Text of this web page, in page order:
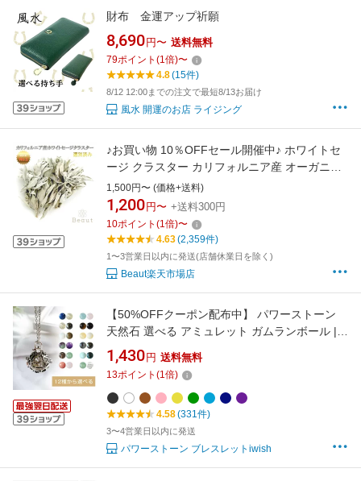
財布 金運アップ祈願
8,690 円〜 送料無料
79ポイント (1 倍)〜
4.8(15件)
8/12 12:00までの注文で最短8/13お届け
風水 開運のお店 ライジング
♪お買い物 10％OFFセール開催中♪ ホワイトセ
ージ クラスター カリフォルニア産 オーガニッ
ク 無農薬 浄化 天然 枝付きリーフ 選別済み 原
産地証明書有り レビュー2,300件突破 20g〜
1kg
1,500円〜 (価格+送料)
1,200 円〜 +送料300円
10ポイント (1 倍)〜
4.63(2,359件)
1〜3営業日以内に発送(店舗休業日を除く)
Beaut楽天市場店
【50%OFFクーポン配布中】 パワーストーン
天然石 選べる アミュレット ガムランボール |
キーホルダー レディース かわいい チェーン バ
スケット アクセサリー アクセ 誕生日 誕生石 プ
レゼント お守り 幸運 女性 メンズ 厄除け 開運
厄年 金運 恋愛成就 健康祈願 I WISH
1,430 円 送料無料
13ポイント (1 倍)
4.58(331件)
3〜4営業日以内に発送
パワーストーン ブレスレットiwish